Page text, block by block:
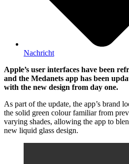
Nachricht
Apple’s user interfaces have been
and the Medanets app has been
with the new design from day one.
As part of the update, the app’s brand
the solid green colour familiar from
varying shades, allowing the app to
new liquid glass design.